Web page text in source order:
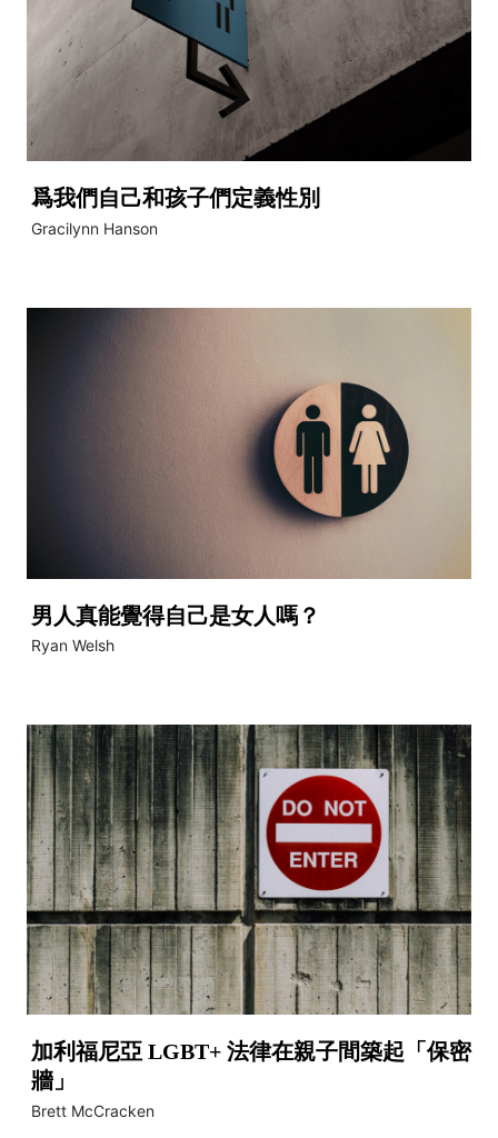
爲我們自己和孩子們定義性別
Gracilynn Hanson
男人真能覺得自己是女人嗎？
Ryan Welsh
加利福尼亞 LGBT+ 法律在親子間築起「保密
牆」
Brett McCracken